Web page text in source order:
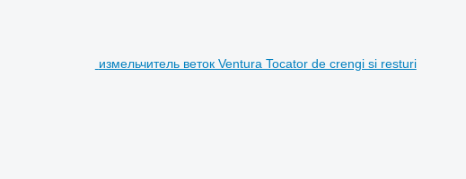
измельчитель веток Ventura Tocator de crengi si resturi